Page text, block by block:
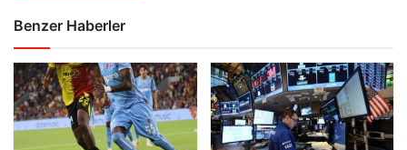
Benzer Haberler